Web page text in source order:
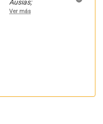
Ausias;
Marroquí,
David; Blanes,
Ver más